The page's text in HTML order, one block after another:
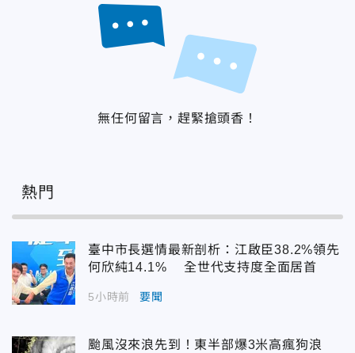
無任何留言，趕緊搶頭香！
熱門
臺中市長選情最新剖析：江啟臣38.2%領先
何欣純14.1% 全世代支持度全面居首
5小時前 要聞
颱風沒來浪先到！東半部爆3米高瘋狗浪